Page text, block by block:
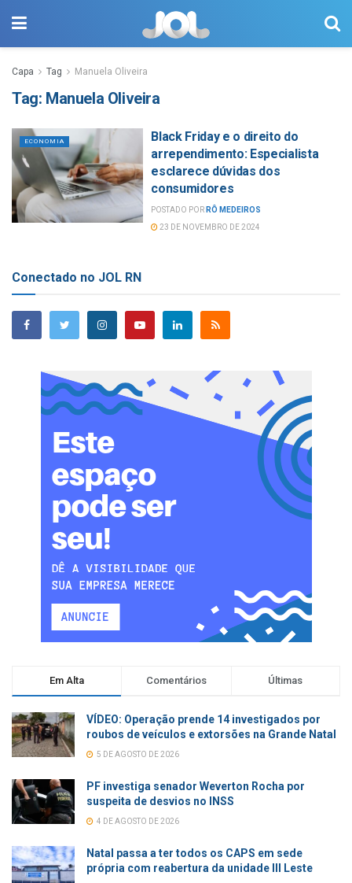
Capa Tag Manuela Oliveira
Tag: Manuela Oliveira
ECONOMIA
Black Friday e o direito do
arrependimento: Especialista
esclarece dúvidas dos
consumidores
POSTADO POR RÔ MEDEIROS
23 DE NOVEMBRO DE 2024
Conectado no JOL RN
Em Alta Comentários Últimas
VÍDEO: Operação prende 14 investigados por
roubos de veículos e extorsões na Grande Natal
5 DE AGOSTO DE 2026
PF investiga senador Weverton Rocha por
suspeita de desvios no INSS
4 DE AGOSTO DE 2026
Natal passa a ter todos os CAPS em sede
própria com reabertura da unidade III Leste